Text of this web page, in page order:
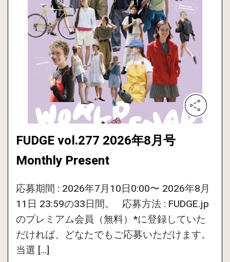
FUDGE vol.277 2026年8月号
Monthly Present
応募期間 : 2026年7月10日0:00〜 2026年8月
11日 23:59の33日間。 応募方法 : FUDGE.jp
のプレミアム会員（無料）*に登録していた
だければ、どなたでもご応募いただけます。
当選 […]